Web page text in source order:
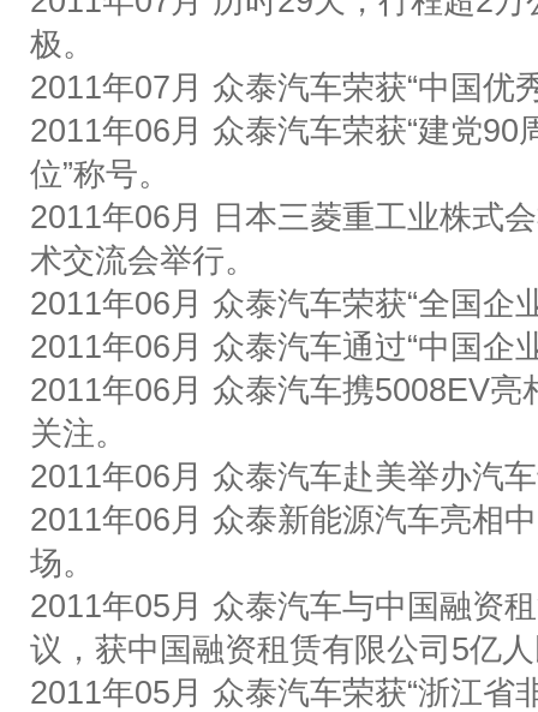
极。
2011年07月 众泰汽车荣获“中国优
2011年06月 众泰汽车荣获“建党90
位”称号。
2011年06月 日本三菱重工业株式
术交流会举行。
2011年06月 众泰汽车荣获“全国企
2011年06月 众泰汽车通过“中国企
2011年06月 众泰汽车携5008EV亮
关注。
2011年06月 众泰汽车赴美举办汽
2011年06月 众泰新能源汽车亮相
场。
2011年05月 众泰汽车与中国融资
议，获中国融资租赁有限公司 5亿
2011年05月 众泰汽车荣获“浙江省